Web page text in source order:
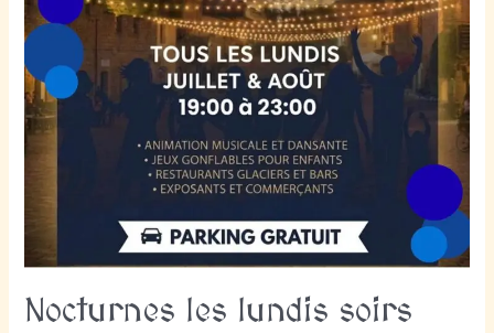
Nocturnes les lundis soirs